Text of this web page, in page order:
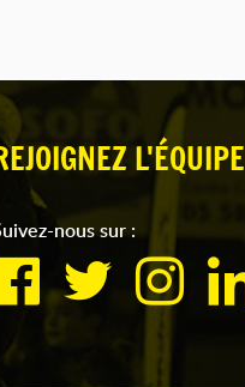
L'ÉQUIPE
nous sur :